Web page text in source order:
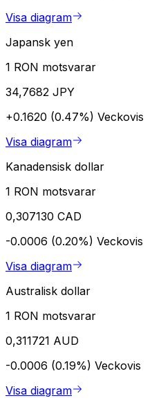
Visa diagram
Japansk yen
1 RON motsvarar
34,7682 JPY
+0.1620 (0.47%) Veckovis
Visa diagram
Kanadensisk dollar
1 RON motsvarar
0,307130 CAD
-0.0006 (0.20%) Veckovis
Visa diagram
Australisk dollar
1 RON motsvarar
0,311721 AUD
-0.0006 (0.19%) Veckovis
Visa diagram